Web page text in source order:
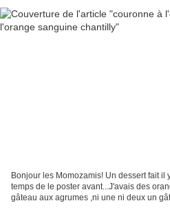
Bonjour les Momozamis! Un dessert fait il
temps de le poster avant...J'avais des
gâteau aux agrumes ,ni une ni deux un